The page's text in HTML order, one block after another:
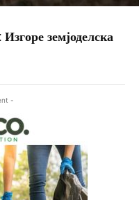
земјоделска
-